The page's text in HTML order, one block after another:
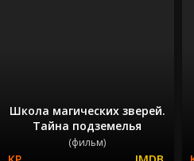
Школа магических зверей.
Тайна подземелья
(фильм)